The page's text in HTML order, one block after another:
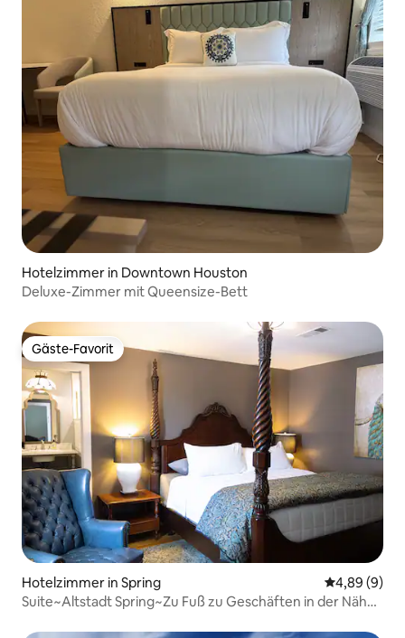
Hotelzimmer in Downtown Houston
Deluxe-Zimmer mit Queensize-Bett
Gäste-Favorit
Gäste-Favorit
Hotelzimmer in Spring
4,89 (9)
Suite~Altstadt Spring~Zu Fuß zu Geschäften in der Nähe